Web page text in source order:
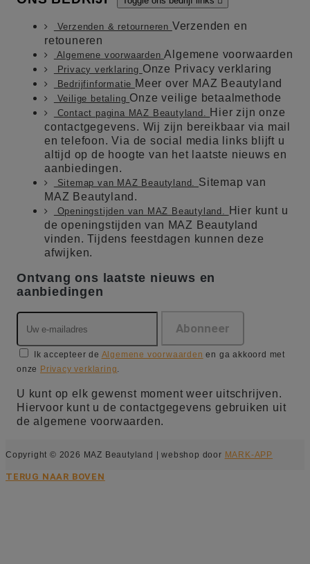
Verzenden & retourneren Verzenden en
retouneren
Algemene voorwaardenAlgemene voorwaarden
Privacy verklaring Onze Privacy verklaring
Bedrijfinformatie Meer over MAZ Beautyland
Veilige betaling Onze veilige betaalmethode
Contact pagina MAZ Beautyland.
Hier zijn onze
contactgegevens. Wij zijn bereikbaar via mail
en telefoon. Via de social media links blijft u
altijd op de hoogte van het laatste nieuws en
aanbiedingen.
Sitemap van MAZ Beautyland. Sitemap van
MAZ Beautyland.
Openingstijden van MAZ Beautyland.
Hier kunt u
de openingstijden van MAZ Beautyland
vinden. Tijdens feestdagen kunnen deze
afwijken.
Ontvang ons laatste nieuws en
aanbiedingen
Ik accepteer de Algemene voorwaarden en ga akkoord met
onze Privacy verklaring.
U kunt op elk gewenst moment weer uitschrijven.
Hiervoor kunt u de contactgegevens gebruiken uit
de algemene voorwaarden.
Copyright © 2026 MAZ Beautyland | webshop door MARK-APP
TERUG NAAR BOVEN